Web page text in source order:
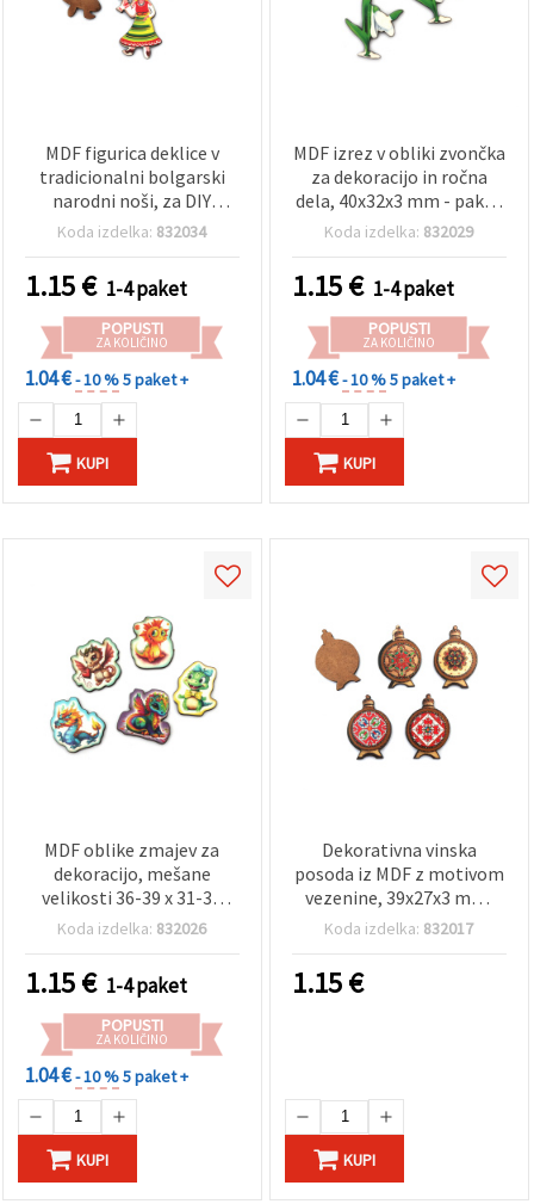
MDF figurica deklice v
tradicionalni bolgarski
narodni noši, za DIY
dekoracijo, 43x26x3 mm –
Koda izdelka: 832034
1.15€ 1-4 paket
POPUSTI
ZA KOLIČINO
1.04 €- 10 %5 paket +
KUPI
MDF izrez v obliki zvončka
za dekoracijo in ročna
dela, 40x32x3 mm - paket
5 kosov
Koda izdelka: 832029
1.15€ 1-4 paket
POPUSTI
ZA KOLIČINO
1.04 €- 10 %5 paket +
KUPI
MDF oblike zmajev za
dekoracijo, mešane
velikosti 36-39 x 31-38
mm - paket 5 kosov
Koda izdelka: 832026
1.15€ 1-4 paket
POPUSTI
ZA KOLIČINO
1.04 €- 10 %5 paket +
KUPI
Dekorativna vinska
posoda iz MDF z motivom
vezenine, 39x27x3 mm,
MIX - 5 kosov
Koda izdelka: 832017
1.15€
KUPI